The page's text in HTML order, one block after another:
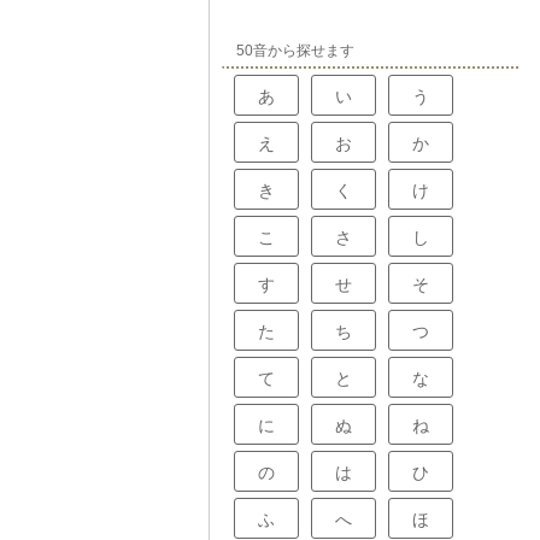
50音から探せます
あ い う
え お か
き く け
こ さ し
す せ そ
た ち つ
て と な
に ぬ ね
の は ひ
ふ へ ほ